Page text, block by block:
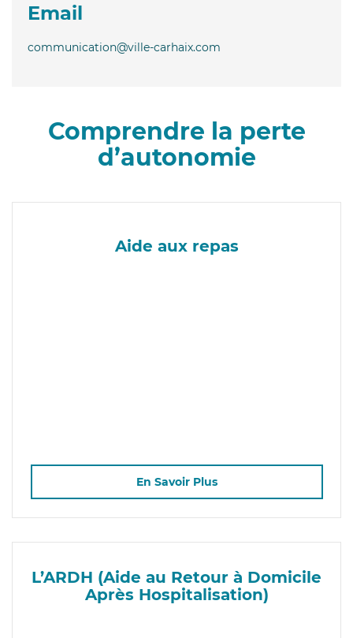
Email
communication@ville-carhaix.com
Comprendre la perte
d’autonomie
Aide aux repas
En Savoir Plus
L’ARDH (Aide au Retour à Domicile
Après Hospitalisation)